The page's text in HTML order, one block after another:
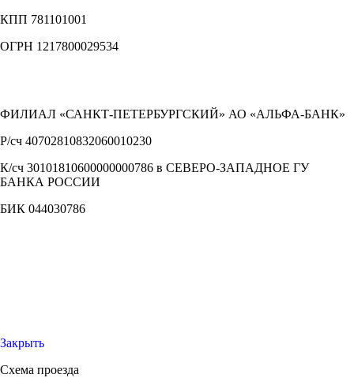
КПП 781101001
ОГРН 1217800029534
ФИЛИАЛ «САНКТ-ПЕТЕРБУРГСКИЙ» АО «АЛЬФА-БАНК»
Р/сч 40702810832060010230
К/сч 30101810600000000786 в СЕВЕРО-ЗАПАДНОЕ ГУ
БАНКА РОССИИ
БИК 044030786
Закрыть
Схема проезда